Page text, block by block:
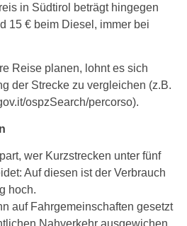
in Südtirol beträgt hingegen
15 € beim Diesel, immer bei
Reise planen, lohnt es sich
der Strecke zu vergleichen (z.B.
ospzSearch/percorso).
wer Kurzstrecken unter fünf
Auf diesen ist der Verbrauch
hoch.
auf Fahrgemeinschaften gesetzt
Nahverkehr ausgewichen